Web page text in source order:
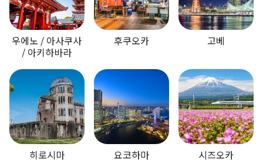
우에노 / 아사쿠사
/ 아키하바라
후쿠오카 고베
히로시마 요코하마 시즈오카